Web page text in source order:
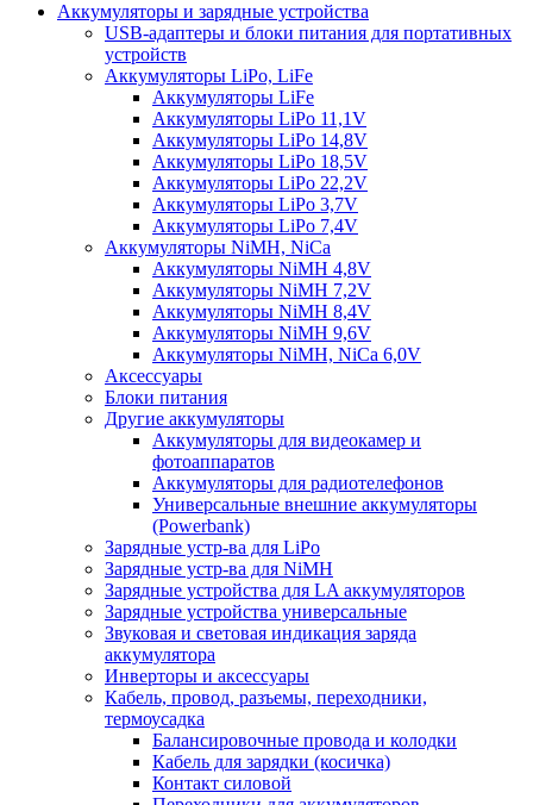
Аккумуляторы и зарядные устройства
USB-адаптеры и блоки питания для портативных
устройств
Аккумуляторы LiPo, LiFe
Аккумуляторы LiFe
Аккумуляторы LiPo 11,1V
Аккумуляторы LiPo 14,8V
Аккумуляторы LiPo 18,5V
Аккумуляторы LiPo 22,2V
Аккумуляторы LiPo 3,7V
Аккумуляторы LiPo 7,4V
Аккумуляторы NiMH, NiCa
Аккумуляторы NiMH 4,8V
Аккумуляторы NiMH 7,2V
Аккумуляторы NiMH 8,4V
Аккумуляторы NiMH 9,6V
Аккумуляторы NiMH, NiCa 6,0V
Аксессуары
Блоки питания
Другие аккумуляторы
Аккумуляторы для видеокамер и
фотоаппаратов
Аккумуляторы для радиотелефонов
Универсальные внешние аккумуляторы
(Powerbank)
Зарядные устр-ва для LiPo
Зарядные устр-ва для NiMH
Зарядные устройства для LA аккумуляторов
Зарядные устройства универсальные
Звуковая и световая индикация заряда
аккумулятора
Инверторы и аксессуары
Кабель, провод, разъемы, переходники,
термоусадка
Балансировочные провода и колодки
Кабель для зарядки (косичка)
Контакт силовой